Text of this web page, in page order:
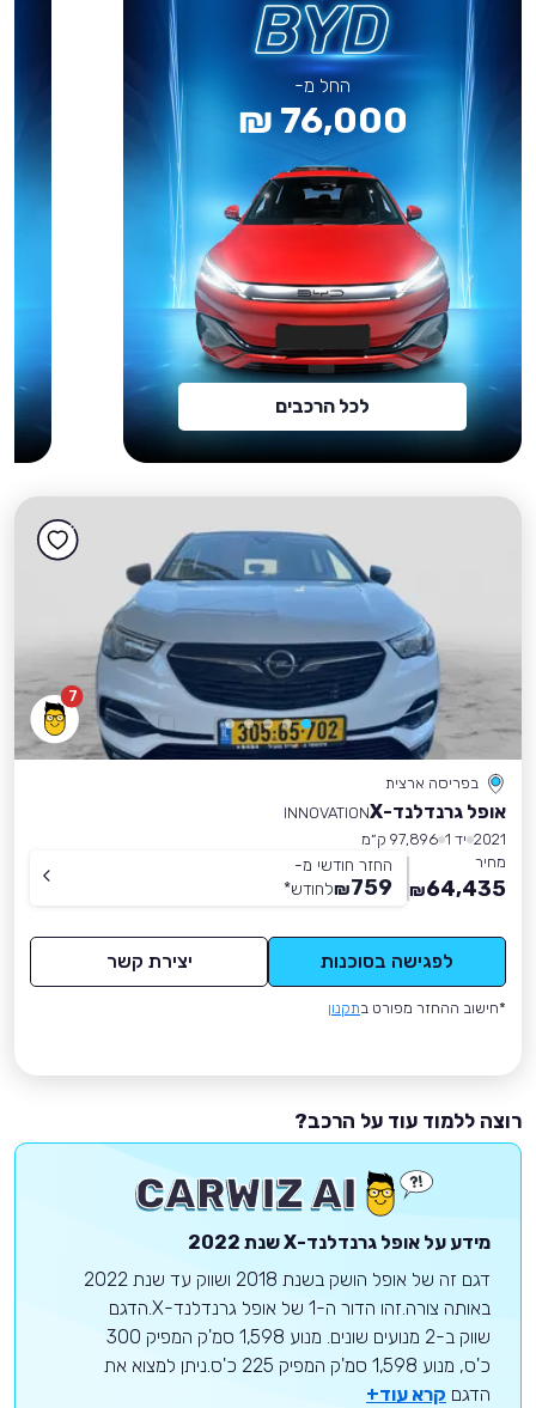
החל מ-
76,000 ₪
לכל הרכבים
7
בפריסה ארצית
אופל גרנדלנד-X
INNOVATION
2021 יד 1
97,896 ק״מ
מחיר
64,435
₪
החזר חודשי מ-
759
₪לחודש*
לפגישה בסוכנות יצירת קשר
*חישוב ההחזר מפורט בתקנון
רוצה ללמוד עוד על הרכב?
מידע על אופל גרנדלנד-X
שנת 2022
דגם זה של אופל הושק בשנת 2018 ושווק עד שנת 2022
באותה צורה.זהו הדור ה-1 של אופל גרנדלנד-X.הדגם
שווק ב-2 מנועים שונים. מנוע 1,598 סמ'ק המפיק 300
כ'ס, מנוע 1,598 סמ'ק המפיק 225 כ'ס.ניתן למצוא את
הדגם קרא עוד+